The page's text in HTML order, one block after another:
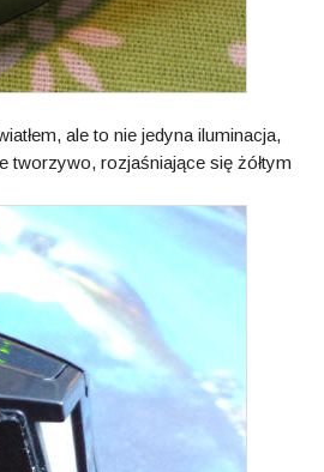
ale to nie jedyna iluminacja,
rozjaśniające się żółtym